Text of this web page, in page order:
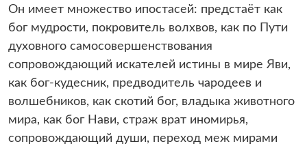
Он имеет множество ипостасей: предстаёт как
бог мудрости, покровитель волхвов, как по Пути
духовного самосовершенствования
сопровождающий искателей истины в мире Яви,
как бог-кудесник, предводитель чародеев и
волшебников, как скотий бог, владыка животного
мира, как бог Нави, страж врат иномирья,
сопровождающий души, переход меж мирами